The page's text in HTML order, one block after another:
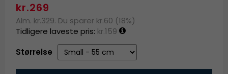
kr.269
Alm. kr.329. Du sparer kr.60 (18%)
Tidligere laveste pris: kr.159
Størrelse